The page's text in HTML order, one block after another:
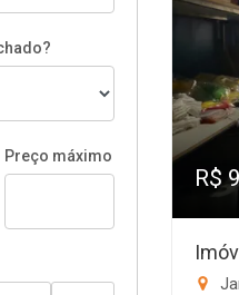
Preço máximo
R$